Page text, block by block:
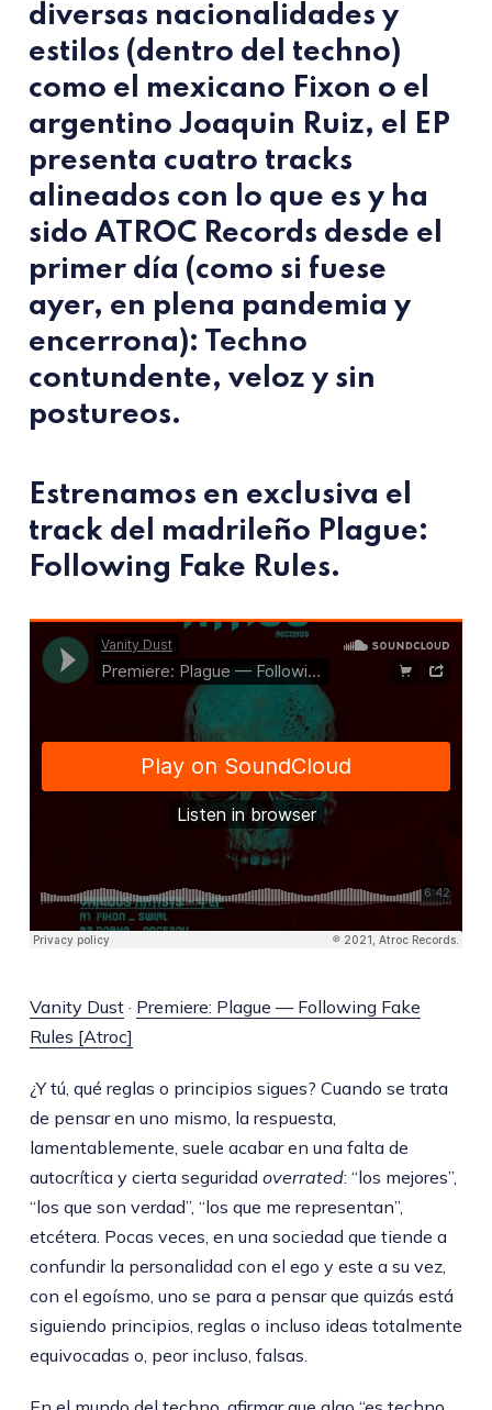
diversas nacionalidades y
estilos (dentro del techno)
como el mexicano Fixon o el
argentino Joaquin Ruiz, el EP
presenta cuatro tracks
alineados con lo que es y ha
sido ATROC Records desde el
primer día (como si fuese
ayer, en plena pandemia y
encerrona): Techno
contundente, veloz y sin
postureos.
Estrenamos en exclusiva el
track del madrileño Plague:
Following Fake Rules.
Vanity Dust· Premiere: Plague — Following Fake
Rules [Atroc]
¿Y tú, qué reglas o principios sigues? Cuando se trata
de pensar en uno mismo, la respuesta,
lamentablemente, suele acabar en una falta de
autocrítica y cierta seguridad overrated: “los mejores”,
“los que son verdad”, “los que me representan”,
etcétera. Pocas veces, en una sociedad que tiende a
confundir la personalidad con el ego y este a su vez,
con el egoísmo, uno se para a pensar que quizás está
siguiendo principios, reglas o incluso ideas totalmente
equivocadas o, peor incluso, falsas.